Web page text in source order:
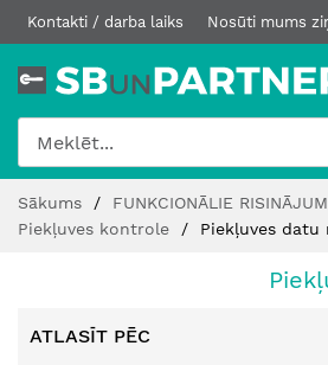
Kontakti / darba laiks Nosūti mums
Content
Sākums
FUNKCIONĀLIE
Piekļuves kontrole
Piekļuves datu
ATLASĪT PĒC